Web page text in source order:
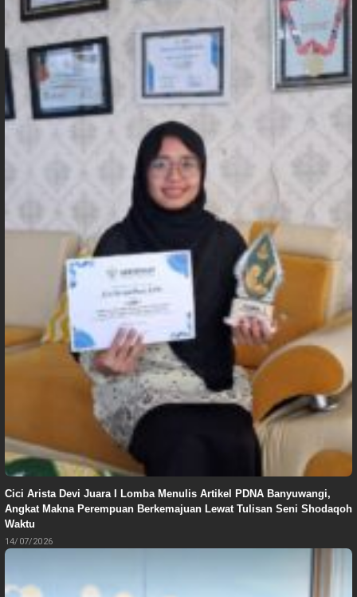
Cici Arista Devi Juara I Lomba Menulis Artikel PDNA Banyuwangi,
Angkat Makna Perempuan Berkemajuan Lewat Tulisan Seni Shodaqoh
Waktu
14/07/2026